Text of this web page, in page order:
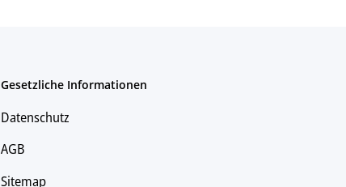
Gesetzliche Informationen
Datenschutz
AGB
Sitemap